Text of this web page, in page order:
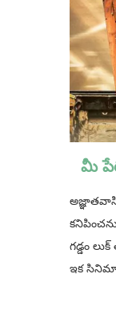
మీ
గడ్డం
ఇక సినిమా